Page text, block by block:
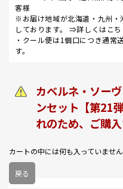
客様
※お届け地域が北海道・九州・
しております。 ⇒詳しくはこち
・クール便は1個口につき通常
す。
カベルネ・ソー
ンセット【第21
れのため、ご購入
カートの中には何も入っていません
戻る